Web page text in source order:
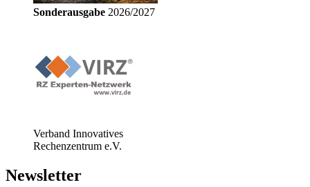
Sonderausgabe 2026/2027
Verband Innovatives
Rechenzentrum e.V.
Newsletter